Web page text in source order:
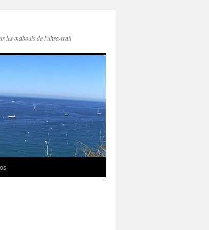
les mabouls de l'ultra-trail